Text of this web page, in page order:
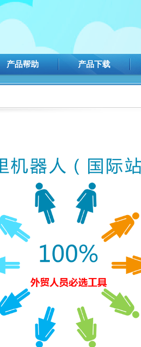
产品帮助 产品下载